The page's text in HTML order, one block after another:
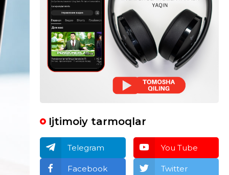
Ijtimoiy tarmoqlar
Telegram You Tube
Facebook Twitter